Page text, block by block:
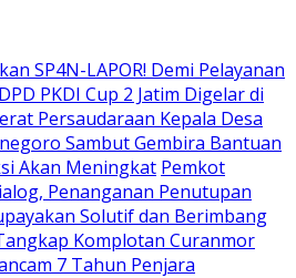
SP4N-LAPOR! Demi Pelayanan
DPD PKDI Cup 2 Jatim Digelar di
Persaudaraan Kepala Desa
Sambut Gembira Bantuan
Akan Meningkat Pemkot
Penanganan Penutupan
Solutif dan Berimbang
Komplotan Curanmor
7 Tahun Penjara